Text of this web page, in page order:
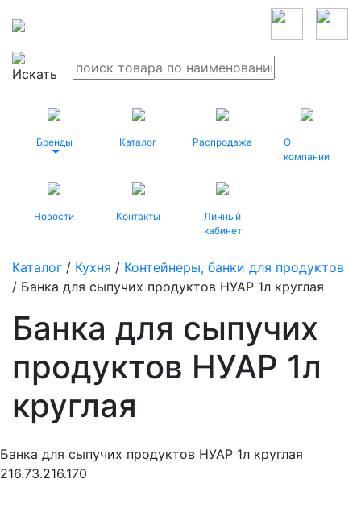
Бренды Каталог Распродажа
О
компании
Новости Контакты
Личный
кабинет
Каталог / Кухня / Контейнеры, банки для продуктов
/ Банка для сыпучих продуктов НУАР 1л круглая
Банка для сыпучих
продуктов НУАР 1л
круглая
Банка для сыпучих продуктов НУАР 1л круглая
216.73.216.170